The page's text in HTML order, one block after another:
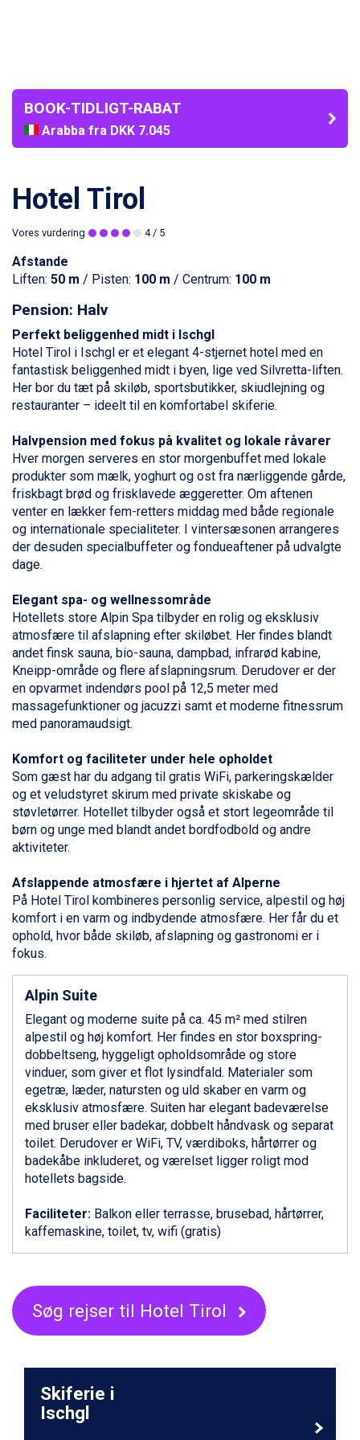
BOOK-TIDLIGT-RABAT
Arabba fra DKK 7.045
La Thuile fra DKK 4.595
Cervinia fra DKK 5.295
Bad Hofgastein fra DKK 5.495
Saalbach fra DKK 5.945
Sölden fra DKK 8.445
Champoluc fra DKK 3.795
Sestriere fra DKK 4.395
Wagrain fra DKK 4.645
Fieberbrunn fra DKK 6.145
St. Anton fra DKK 7.245
Zell am See fra DKK 4.095
Livigno fra DKK 4.145
Canazei fra DKK 4.745
Ponte di Legno fra DKK 4.745
Bad Gastein fra DKK 4.195
Sauze dOulx fra DKK 4.045
Alleghe fra DKK 5.595
Arabba fra DKK 7.045
La Thuile fra DKK 4.595
Val Thorens fra DKK 5.395
Cervinia fra DKK 5.295
Bad Hofgastein fra DKK 5.495
Passo Tonale fra DKK 3.795
Saalbach fra DKK 5.945
Sölden fra DKK 8.445
Champoluc fra DKK 3.795
Sestriere fra DKK 4.395
Wagrain fra DKK 4.645
Ischgl fra DKK 7.095
Fieberbrunn fra DKK 6.145
St. Anton fra DKK 7.245
Livigno fra DKK 4.145
Canazei fra DKK 4.745
Ponte di Legno fra DKK 4.745
Bad Gastein fra DKK 4.195
Sauze dOulx fra DKK 4.045
Alleghe fra DKK 5.595
La Thuile fra DKK 4.595
Val Thorens fra DKK 5.395
Cervinia fra DKK 5.295
Bad Hofgastein fra DKK 5.495
Passo Tonale fra DKK 3.795
Saalbach fra DKK 5.945
Sölden fra DKK 8.445
Champoluc fra DKK 3.795
Sestriere fra DKK 4.395
Wagrain fra DKK 4.645
Ischgl fra DKK 7.095
Fieberbrunn fra DKK 6.145
St. Anton fra DKK 7.245
Zell am See fra DKK 4.095
Livigno fra DKK 4.145
Canazei fra DKK 4.745
Ponte di Legno fra DKK 4.745
Sauze dOulx fra DKK 4.045
Alleghe fra DKK 5.595
Bad Hofgastein fra DKK 5.495
Passo Tonale fra DKK 3.795
Sölden fra DKK 8.445
Champoluc fra DKK 3.795
Sestriere fra DKK 4.395
Wagrain fra DKK 4.645
Hotel Tirol
Vores vurdering 4/ 5
Afstande
Liften: 50 m / Pisten: 100 m / Centrum: 100 m
Pension: Halv
Perfekt beliggenhed midt i Ischgl
Hotel Tirol i Ischgl er et elegant 4-stjernet hotel med en
fantastisk beliggenhed midt i byen, lige ved Silvretta-liften.
Her bor du tæt på skiløb, sportsbutikker, skiudlejning og
restauranter – ideelt til en komfortabel skiferie.
Halvpension med fokus på kvalitet og lokale råvarer
Hver morgen serveres en stor morgenbuffet med lokale
produkter som mælk, yoghurt og ost fra nærliggende gårde,
friskbagt brød og frisklavede æggeretter. Om aftenen
venter en lækker fem-retters middag med både regionale
og internationale specialiteter. I vintersæsonen arrangeres
der desuden specialbuffeter og fondueaftener på udvalgte
dage.
Elegant spa- og wellnessområde
Hotellets store Alpin Spa tilbyder en rolig og eksklusiv
atmosfære til afslapning efter skiløbet. Her findes blandt
andet finsk sauna, bio-sauna, dampbad, infrarød kabine,
Kneipp-område og flere afslapningsrum. Derudover er der
en opvarmet indendørs pool på 12,5 meter med
massagefunktioner og jacuzzi samt et moderne fitnessrum
med panoramaudsigt.
Komfort og faciliteter under hele opholdet
Som gæst har du adgang til gratis WiFi, parkeringskælder
og et veludstyret skirum med private skiskabe og
støvletørrer. Hotellet tilbyder også et stort legeområde til
børn og unge med blandt andet bordfodbold og andre
aktiviteter.
Afslappende atmosfære i hjertet af Alperne
På Hotel Tirol kombineres personlig service, alpestil og høj
komfort i en varm og indbydende atmosfære. Her får du et
ophold, hvor både skiløb, afslapning og gastronomi er i
fokus.
Alpin Suite
Elegant og moderne suite på ca. 45 m² med stilren
alpestil og høj komfort. Her findes en stor boxspring-
dobbeltseng, hyggeligt opholdsområde og store
vinduer, som giver et flot lysindfald. Materialer som
egetræ, læder, natursten og uld skaber en varm og
eksklusiv atmosfære. Suiten har elegant badeværelse
med bruser eller badekar, dobbelt håndvask og separat
toilet. Derudover er WiFi, TV, værdiboks, hårtørrer og
badekåbe inkluderet, og værelset ligger roligt mod
hotellets bagside.
Faciliteter: Balkon eller terrasse, brusebad, hårtørrer,
kaffemaskine, toilet, tv, wifi (gratis)
Søg rejser til Hotel Tirol
Skiferie i
Ischgl